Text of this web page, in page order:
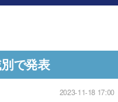
で発表
2023-11-18 17:00